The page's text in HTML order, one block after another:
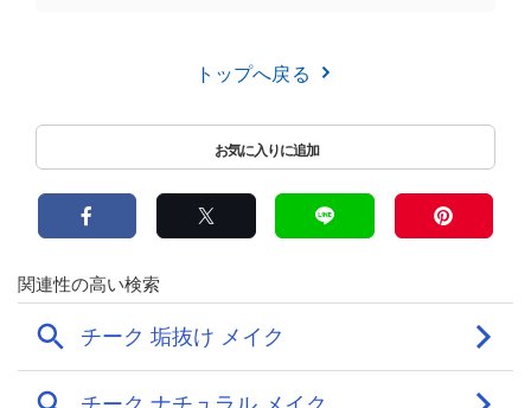
トップへ戻る